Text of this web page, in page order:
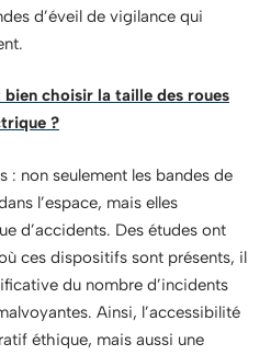
d’éveil de vigilance qui
bien choisir la taille des roues
?
: non seulement les bandes de
l’espace, mais elles
d’accidents. Des études ont
ces dispositifs sont présents, il
du nombre d’incidents
Ainsi, l’accessibilité
éthique, mais aussi une